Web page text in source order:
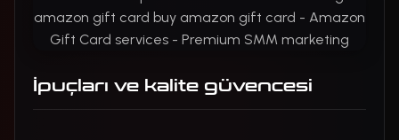
İpuçları ve kalite güvencesi